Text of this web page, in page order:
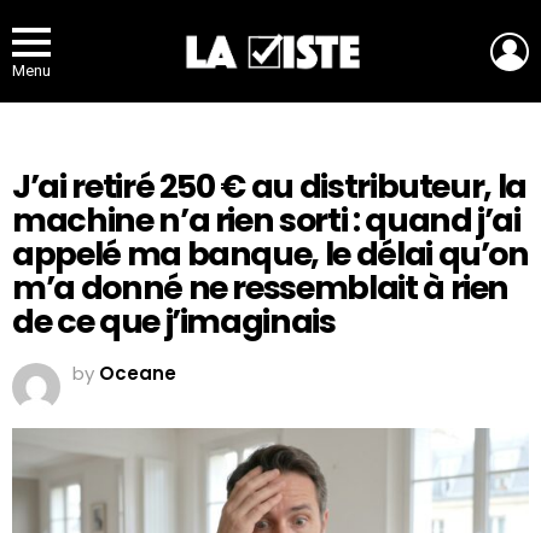
Menu
J’ai retiré 250 € au distributeur, la
machine n’a rien sorti : quand j’ai
appelé ma banque, le délai qu’on
m’a donné ne ressemblait à rien
de ce que j’imaginais
by Oceane